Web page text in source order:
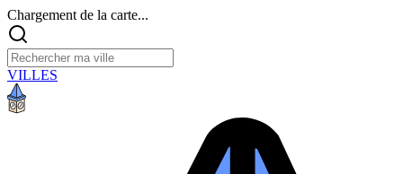
Chargement de la carte...
VILLES